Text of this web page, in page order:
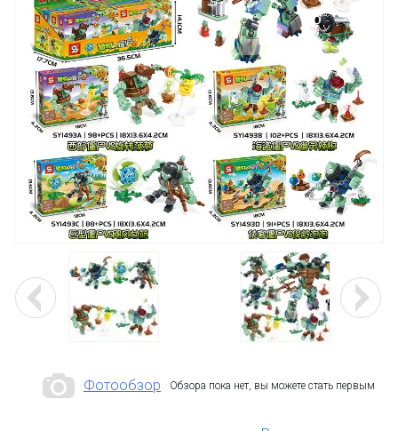
Фотообзор Обзора пока нет, вы можете стать первым